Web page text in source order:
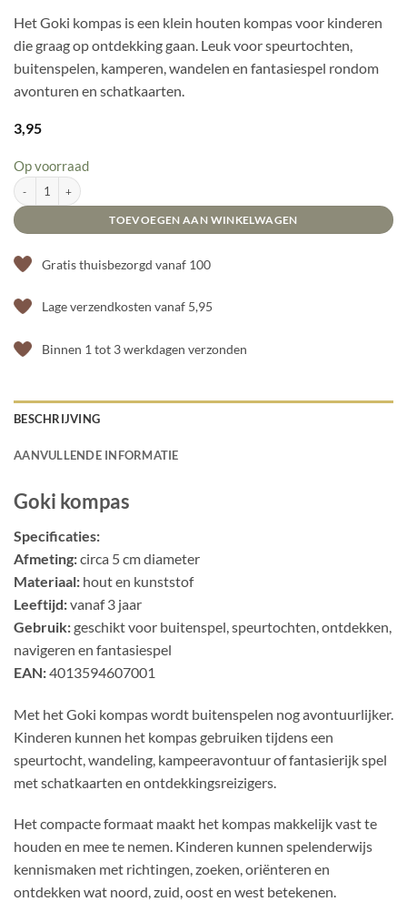
Het Goki kompas is een klein houten kompas voor kinderen
die graag op ontdekking gaan. Leuk voor speurtochten,
buitenspelen, kamperen, wandelen en fantasiespel rondom
avonturen en schatkaarten.
3,95
Op voorraad
Goki kompas aantal
TOEVOEGEN AAN WINKELWAGEN
Gratis thuisbezorgd vanaf 100
Lage verzendkosten vanaf 5,95
Binnen 1 tot 3 werkdagen verzonden
BESCHRIJVING
AANVULLENDE INFORMATIE
Goki kompas
Specificaties:
Afmeting:circa 5 cm diameter
Materiaal: hout en kunststof
Leeftijd:vanaf 3 jaar
Gebruik:geschikt voor buitenspel, speurtochten, ontdekken,
navigeren en fantasiespel
EAN:4013594607001
Met het Goki kompas wordt buitenspelen nog avontuurlijker.
Kinderen kunnen het kompas gebruiken tijdens een
speurtocht, wandeling, kampeeravontuur of fantasierijk spel
met schatkaarten en ontdekkingsreizigers.
Het compacte formaat maakt het kompas makkelijk vast te
houden en mee te nemen. Kinderen kunnen spelenderwijs
kennismaken met richtingen, zoeken, oriënteren en
ontdekken wat noord, zuid, oost en west betekenen.